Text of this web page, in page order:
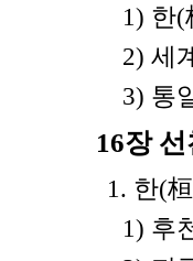
1) 한
2) 세
3) 통
16장
1. 한(
1) 후